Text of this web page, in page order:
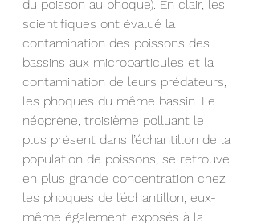
du poisson au phoque). En clair, les
scientifiques ont évalué la
contamination des poissons des
bassins aux microparticules et la
contamination de leurs prédateurs,
les phoques du même bassin. Le
néoprène, troisième polluant le
plus présent dans l’échantillon de la
population de poissons, se retrouve
en plus grande concentration chez
les phoques de l’échantillon, eux-
même également exposés à la